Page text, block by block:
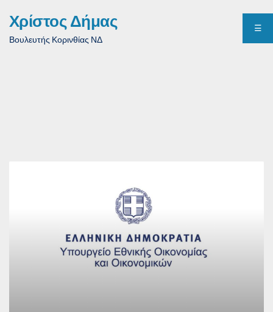
Χρίστος Δήμας
Βουλευτής Κορινθίας ΝΔ
☰